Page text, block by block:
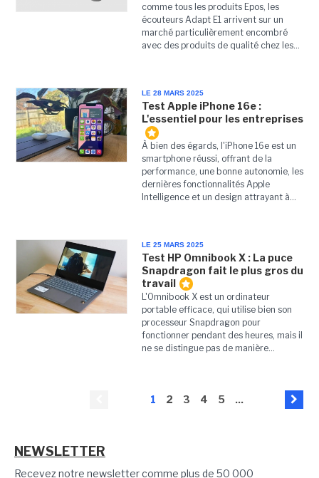
comme tous les produits Epos, les
écouteurs Adapt E1 arrivent sur un
marché particulièrement encombré
avec des produits de qualité chez les...
LE 28 MARS 2025
Test Apple iPhone 16e :
L'essentiel pour les entreprises
À bien des égards, l'iPhone 16e est un
smartphone réussi, offrant de la
performance, une bonne autonomie, les
dernières fonctionnalités Apple
Intelligence et un design attrayant à...
LE 25 MARS 2025
Test HP Omnibook X : La puce
Snapdragon fait le plus gros du
travail
L'Omnibook X est un ordinateur
portable efficace, qui utilise bien son
processeur Snapdragon pour
fonctionner pendant des heures, mais il
ne se distingue pas de manière...
1 2 3 4 5 ...
NEWSLETTER
Recevez notre newsletter comme plus de 50 000